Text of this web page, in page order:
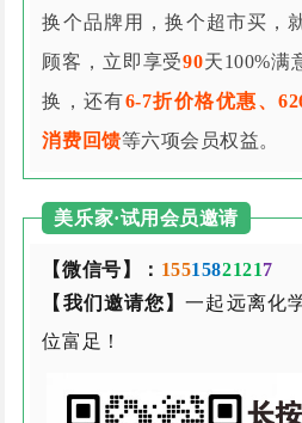
换个品牌用，换个超市买，
顾客，立即享受90天100%满
换，还有6-7折价格优惠、
消费回馈等六项会员权益。
美乐家·试用会员邀请
【微信号】： 15515821217
【我们邀请您】一起远离化
位富足！